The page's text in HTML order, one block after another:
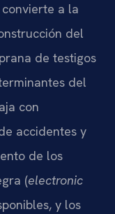
a la
del
de testigos
del
con
accidentes y
de los
(electronic
y los